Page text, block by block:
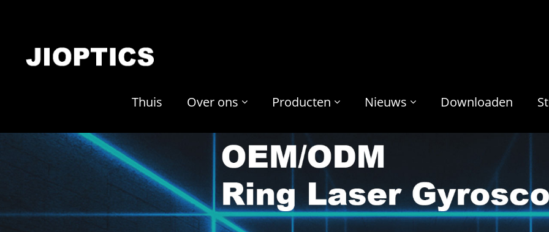
Thuis Over ons Producten Nieuws Downloaden